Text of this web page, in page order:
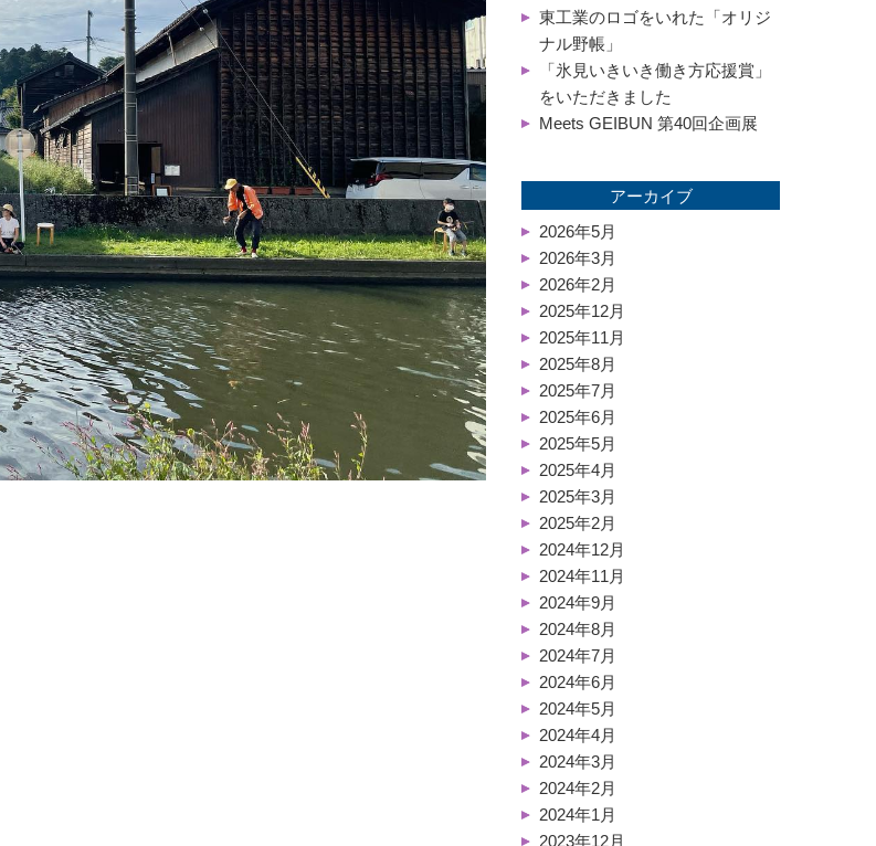
東工業のロゴをいれた「オリジ
ナル野帳」
「氷見いきいき働き方応援賞」
をいただきました
Meets GEIBUN 第40回企画展
アーカイブ
2026年5月
2026年3月
2026年2月
2025年12月
2025年11月
2025年8月
2025年7月
2025年6月
2025年5月
2025年4月
2025年3月
2025年2月
2024年12月
2024年11月
2024年9月
2024年8月
2024年7月
2024年6月
2024年5月
2024年4月
2024年3月
2024年2月
2024年1月
2023年12月